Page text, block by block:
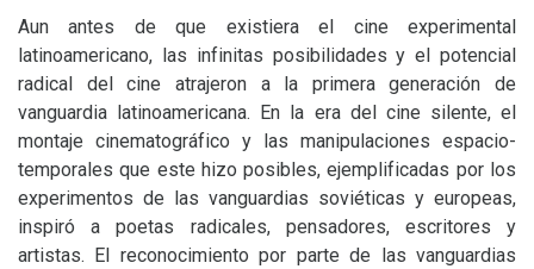
Aun antes de que existiera el cine experimental
latinoamericano, las infinitas posibilidades y el potencial
radical del cine atrajeron a la primera generación de
vanguardia latinoamericana. En la era del cine silente, el
montaje cinematográfico y las manipulaciones espacio-
temporales que este hizo posibles, ejemplificadas por los
experimentos de las vanguardias soviéticas y europeas,
inspiró a poetas radicales, pensadores, escritores y
artistas. El reconocimiento por parte de las vanguardias